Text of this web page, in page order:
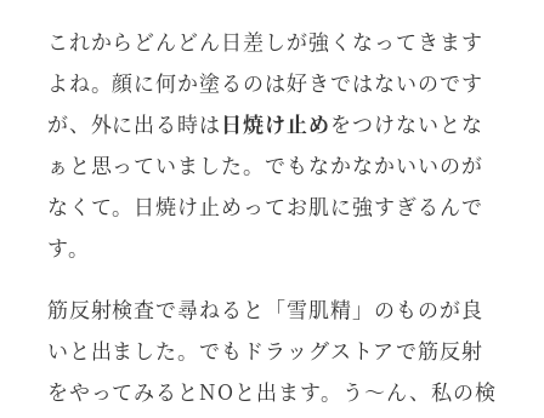
これからどんどん日差しが強くなってきます
よね。顔に何か塗るのは好きではないのです
が、外に出る時は 日焼け止めをつけないとな
ぁと思っていました。でもなかなかいいのが
なくて。日焼け止めってお肌に強すぎるんで
す。
筋反射検査で尋ねると「雪肌精」のものが良
いと出ました。でもドラッグストアで筋反射
をやってみるとNOと出ます。う～ん、私の検